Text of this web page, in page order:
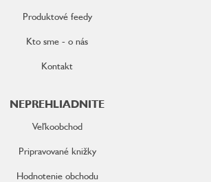
Produktové feedy
Kto sme - o nás
Kontakt
NEPREHLIADNITE
Veľkoobchod
Pripravované knižky
Hodnotenie obchodu